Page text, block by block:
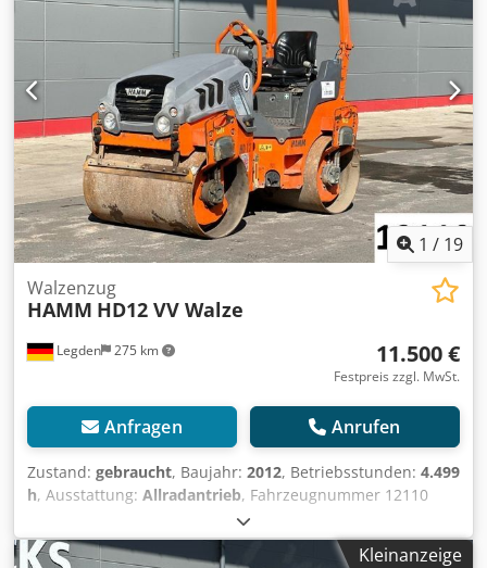
1 / 19
Legden 275 km
Walzenzug
HAMM HD12 VV Walze
11.500 €
Festpreis zzgl. MwSt.
Anfragen Anrufen
Zustand: gebraucht, Baujahr: 2012, Betriebsstunden: 4.499
h, Ausstattung: Allradantrieb, Fahrzeugnummer 12110
Csdpfx Amsy T Ulhjgsha Irrtümer & Zwischenverkauf
vorbehalten
Kleinanzeige